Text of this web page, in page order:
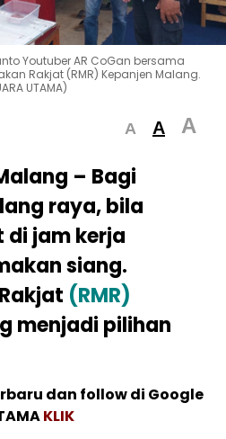
Youtuber AR CoGan bersama
Rakjat (RMR) Kepanjen Malang.
UTAMA)
A A A
– Bagi
raya, bila
jam kerja
siang.
(RMR)
menjadi pilihan
dan follow di Google
KLIK